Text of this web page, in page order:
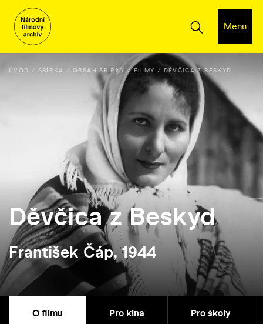
Menu
ÚVOD SBÍRKA OBSAH SBÍRKY FILMY DĚVČICA Z BESKYD
Děvčica z Beskyd
František Čáp, 1944
O filmu Pro kina Pro školy